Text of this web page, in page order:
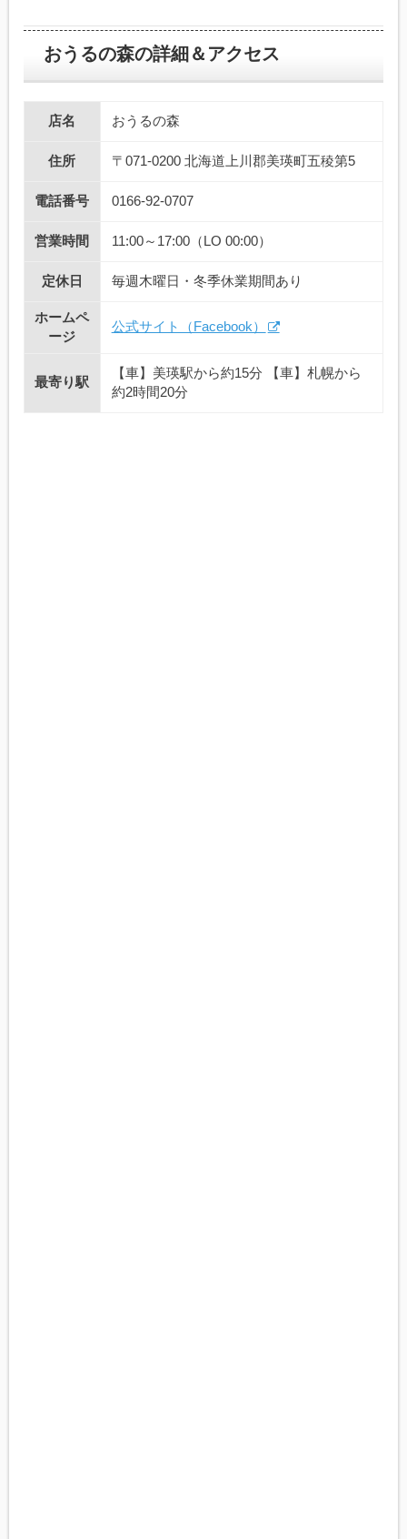
おうるの森の詳細＆アクセス
店名 おうるの森
住所 〒071-0200 北海道上川郡美瑛町五稜第5
電話番号 0166-92-0707
営業時間 11:00～17:00（LO 00:00）
定休日 毎週木曜日・冬季休業期間あり
ホームペ
ージ
公式サイト（Facebook）
最寄り駅
【車】美瑛駅から約15分 【車】札幌から
約2時間20分